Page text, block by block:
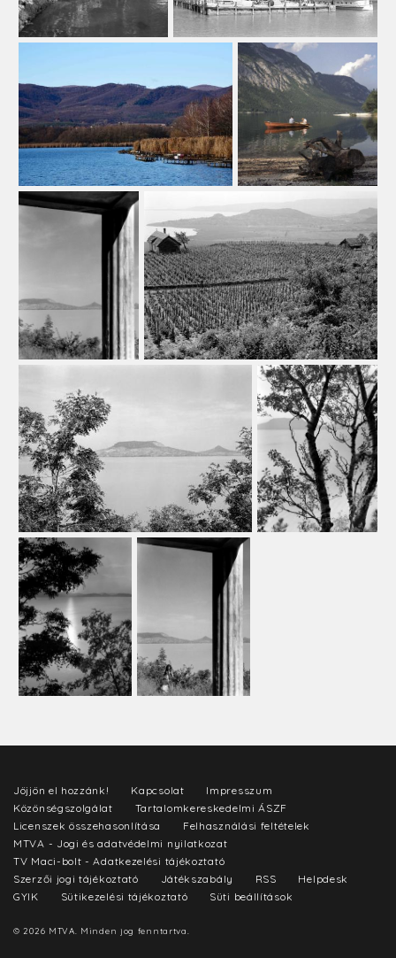
Jöjjön el hozzánk! Kapcsolat
Impresszum
Közönségszolgálat
Tartalomkereskedelmi ÁSZF
Licenszek összehasonlítása
Felhasználási feltételek
MTVA - Jogi és adatvédelmi nyilatkozat
TV Maci-bolt - Adatkezelési tájékoztató
Szerzői jogi tájékoztató
Játékszabály RSS
Helpdesk
GYIK
Sütikezelési tájékoztató Süti beállítások
© 2026 MTVA. Minden jog fenntartva.